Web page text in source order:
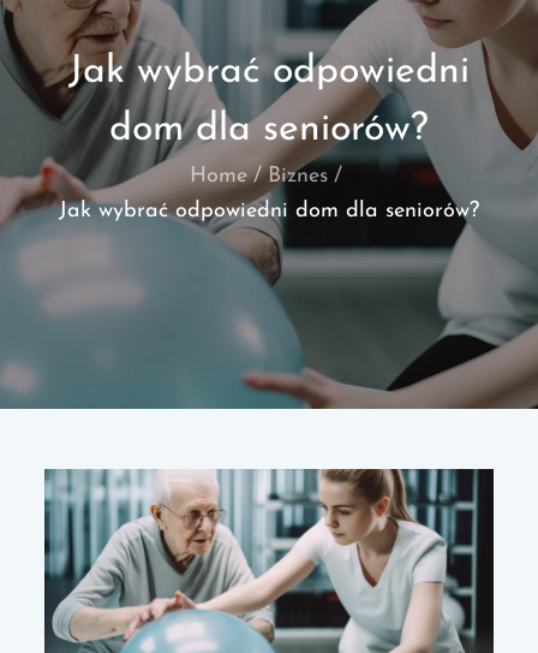
Jak wybrać odpowiedni
dom dla seniorów?
Home
Biznes
Jak wybrać odpowiedni dom dla seniorów?